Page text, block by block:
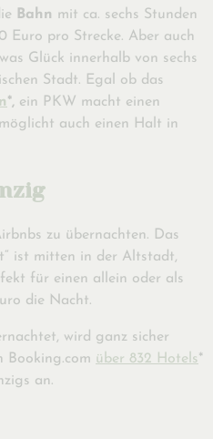
Bahn mit ca. sechs Stunden
Euro pro Strecke. Aber auch
Glück innerhalb von sechs
Stadt. Egal ob das
*, ein PKW macht einen
auch einen Halt in
zu übernachten. Das
ist mitten in der Altstadt,
für einen allein oder als
die Nacht.
wird ganz sicher
Booking.com über 832 Hotels*
an.